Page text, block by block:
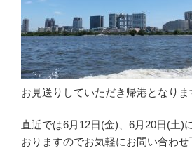
お見送りしていただき帰港となりま
直近では6月12日(金)、6月20日(土)
おりますのでお気軽にお問い合わせ